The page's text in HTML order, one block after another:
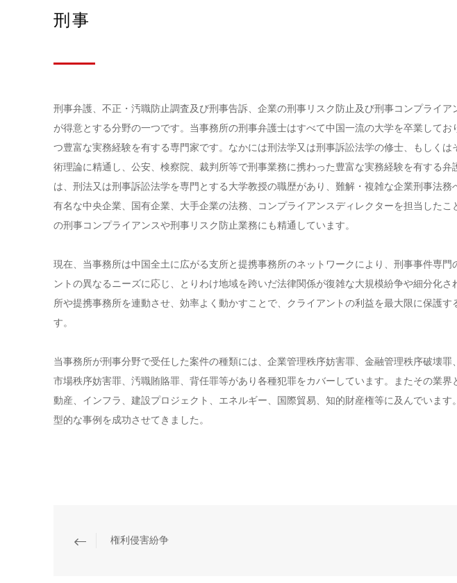
刑事
刑事弁護、不正・汚職防止調査及び刑事告訴、企業の刑事リスク防止及び刑事コンプライ
が得意とする分野の一つです。当事務所の刑事弁護士はすべて中国一流の大学を卒業して
つ豊富な実務経験を有する専門家です。なかには刑法学又は刑事訴訟法学の修士、もしく
術理論に精通し、公安、検察院、裁判所等で刑事業務に携わった豊富な実務経験を有する
は、刑法又は刑事訴訟法学を専門とする大学教授の職歴があり、難解・複雑な企業刑事法
有名な中央企業、国有企業、大手企業の法務、コンプライアンスディレクターを担当した
の刑事コンプライアンスや刑事リスク防止業務にも精通しています。
現在、当事務所は中国全土に広がる支所と提携事務所のネットワークにより、刑事事件専
ントの異なるニーズに応じ、とりわけ地域を跨いだ法律関係が復雑な大規模紛争や細分化
所や提携事務所を連動させ、効率よく動かすことで、クライアントの利益を最大限に保護
す。
当事務所が刑事分野で受任した案件の種類には、企業管理秩序妨害罪、金融管理秩序破壊罪
市場秩序妨害罪、汚職賄賂罪、背任罪等があり各種犯罪をカバーしています。またその業
動産、インフラ、建設プロジェクト、エネルギー、国際貿易、知的財産権等に及んでいま
型的な事例を成功させてきました。
権利侵害紛争